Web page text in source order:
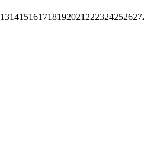
131415161718192021 222324252627